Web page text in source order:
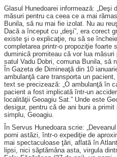
Glasul Hunedoarei informează: „Deşi
măsuri pentru ca ceea ce a mai
Bunila, să nu mai fie izolat. Nu au
Dacă a început cu „deşi”, era corect
existe şi o explicaţie, nu să se
completarea printr-o propoziţie foarte
duminică promiteau că vor lua
satul Vadu Dobri, comuna Bunila, să
În Gazeta de Dimineaţă din 10
ambulanţă care transporta un
text se precizează: „O ambulanţă în
pacient a fost implicată într-un
localităţii Geoagiu Sat.” Unde este
desigur, pentru că de ani buni a
simplu, Geoagiu.
În Servus Hunedoara scrie:
porni astăzi, într-o expediţie de
mai spectaculoase ţări, aflată în
lipsi, nici săptămâna asta, virgula